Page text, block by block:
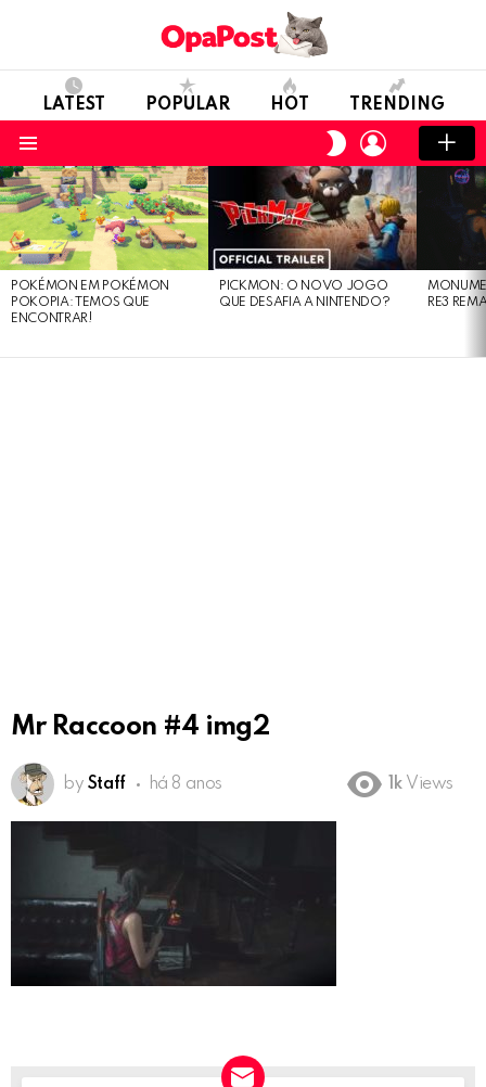
LATEST POPULAR HOT TRENDING
SWITCH
SKIN
LOGIN
LATEST
STORIES
POKÉMON EM POKÉMON
POKOPIA: TEMOS QUE
ENCONTRAR!
PICKMON: O NOVO JOGO
QUE DESAFIA A NINTENDO?
RE3
Mr Raccoon #4 img2
by Staff há 8 anos 1k Views